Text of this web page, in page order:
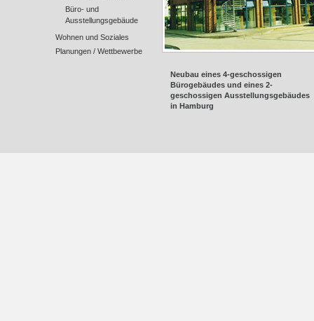
Büro- und
Ausstellungsgebäude
Wohnen und Soziales
Planungen / Wettbewerbe
Neubau eines 4-geschossigen
Bürogebäudes und eines 2-
geschossigen Ausstellungsgebäudes
in Hamburg